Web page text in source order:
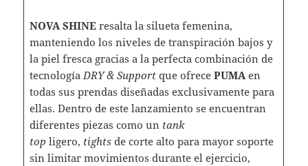
NOVA SHINEresalta la silueta femenina,
manteniendo los niveles de transpiración bajos y
la piel fresca gracias a la perfecta combinación de
tecnología DRY & Support que ofrecePUMAen
todas sus prendas diseñadas exclusivamente para
ellas. Dentro de este lanzamiento se encuentran
diferentes piezas como un tank
top ligero, tightsde corte alto para mayor soporte
sin limitar movimientos durante el ejercicio,